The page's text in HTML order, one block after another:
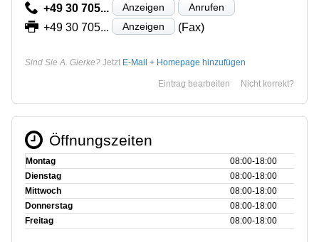
+49 30 705... Anzeigen Anrufen
+49 30 705... Anzeigen (Fax)
Sind Sie A. Gierke? Jetzt E-Mail + Homepage hinzufügen
Nicht korrekt?
Eintrag bearbeiten
Öffnungszeiten
Montag
08:00‑18:00
Dienstag
08:00‑18:00
Mittwoch
08:00‑18:00
Donnerstag
08:00‑18:00
Freitag
08:00‑18:00